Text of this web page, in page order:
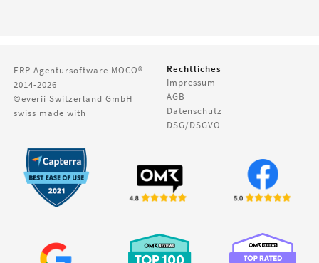
ERP Agentursoftware MOCO®
2014-2026
©everii Switzerland GmbH
swiss made with
Rechtliches
Impressum
AGB
Datenschutz
DSG/DSGVO